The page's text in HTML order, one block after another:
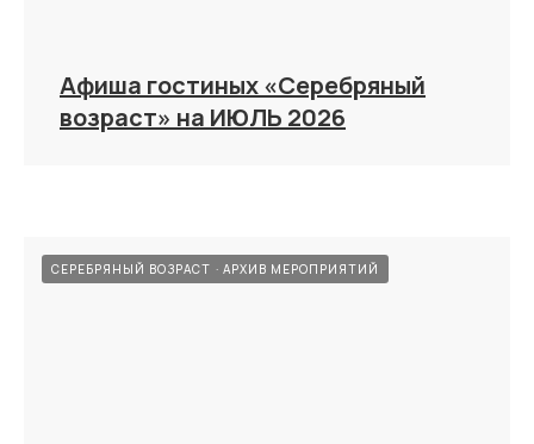
Афиша гостиных «Серебряный
возраст» на ИЮЛЬ 2026
СЕРЕБРЯНЫЙ ВОЗРАСТ АРХИВ МЕРОПРИЯТИЙ